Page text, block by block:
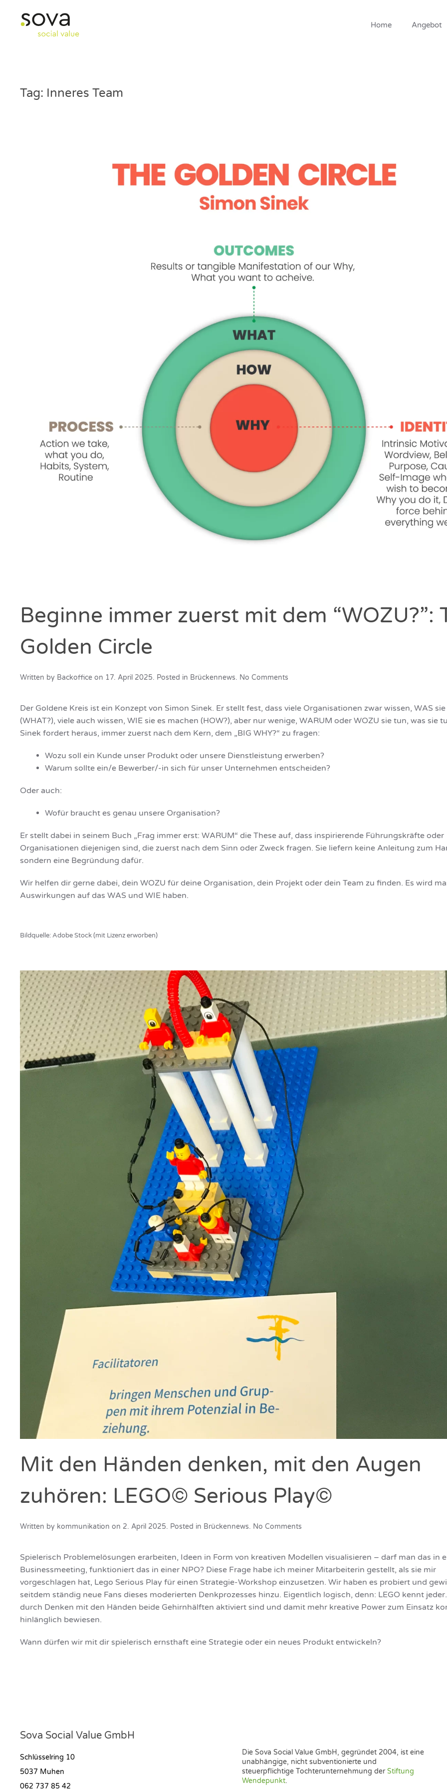
Skip to main content Home Angebot
Tag: Inneres Team
Beginne immer zuerst mit dem “WOZU?”:
Golden Circle
Written by Backoffice on 17. April 2025. Posted in Brückennews. No Comments
zuerst
dem
“WOZU?”:
Golden
Der Goldene Kreis ist ein Konzept von Simon Sinek. Er stellt fest, dass viele Organisationen zwar wissen, WAS
(WHAT?), viele auch wissen, WIE sie es machen (HOW?), aber nur wenige, WARUM oder WOZU sie tun, was sie
Sinek fordert heraus, immer zuerst nach dem Kern, dem „BIG WHY?“ zu fragen:
Wozu soll ein Kunde unser Produkt oder unsere Dienstleistung erwerben?
Warum sollte ein/e Bewerber/-in sich für unser Unternehmen entscheiden?
Oder auch:
Wofür braucht es genau unsere Organisation?
Er stellt dabei in seinem Buch „Frag immer erst: WARUM“ die These auf, dass inspirierende Führungskräfte oder
Organisationen diejenigen sind, die zuerst nach dem Sinn oder Zweck fragen. Sie liefern keine Anleitung zum
sondern eine Begründung dafür.
Wir helfen dir gerne dabei, dein WOZU für deine Organisation, dein Projekt oder dein Team zu finden. Es wird
Auswirkungen auf das WAS und WIE haben.
Bildquelle: Adobe Stock (mit Lizenz erworben)
Mit den Händen denken, mit den Augen
zuhören: LEGO© Serious Play©
Written by kommunikation on 2. April 2025. Posted in Brückennews. No Comments
Händen
mit
den
Augen
LEGO©
Spielerisch Problemelösungen erarbeiten, Ideen in Form von kreativen Modellen visualisieren – darf man das in
Businessmeeting, funktioniert das in einer NPO? Diese Frage habe ich meiner Mitarbeiterin gestellt, als sie mir
vorgeschlagen hat, Lego Serious Play für einen Strategie-Workshop einzusetzen. Wir haben es probiert und
seitdem ständig neue Fans dieses moderierten Denkprozesses hinzu. Eigentlich logisch, denn: LEGO kennt
durch Denken mit den Händen beide Gehirnhälften aktiviert sind und damit mehr kreative Power zum Einsatz
hinlänglich bewiesen.
Wann dürfen wir mit dir spielerisch ernsthaft eine Strategie oder ein neues Produkt entwickeln?
Sova Social Value GmbH
Schlüsselring 10
5037 Muhen
062 737 85 42
Die Sova Social Value GmbH, gegründet 2004, ist eine
unabhängige, nicht subventionierte und
steuerpflichtige Tochterunternehmung derStiftung
Wendepunkt.